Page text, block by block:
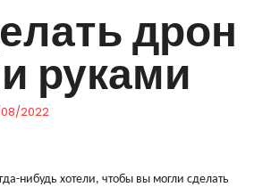
дрон
руками
2022
нибудь хотели, чтобы вы могли сделать